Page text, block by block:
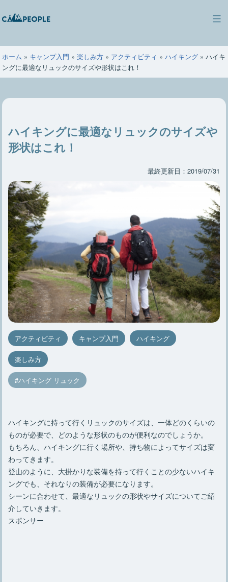
ン
ツ
へ
ス
ッ
キ
ン
ピ
ー
ホーム » キャンプ入門 » 楽しみ方» アクティビティ » ハイキング» ハイキ
ングに最適なリュックのサイズや形状はこれ！
ハイキングに最適なリュックのサイズや
形状はこれ！
最終更新日：2019/07/31
アクティビティ キャンプ入門 ハイキング
楽しみ方
ハイキング リュック
ハイキングに持って行くリュックのサイズは、一体どのくらいの
ものが必要で、どのような形状のものが便利なのでしょうか。
もちろん、ハイキングに行く場所や、持ち物によってサイズは変
わってきます。
登山のように、大掛かりな装備を持って行くことの少ないハイキ
ングでも、それなりの装備が必要になります。
シーンに合わせて、最適なリュックの形状やサイズについてご紹
介していきます。
スポンサー